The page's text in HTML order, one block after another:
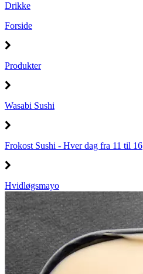
Drikke
Forside
Produkter
Wasabi Sushi
Frokost Sushi - Hver dag fra 11 til 16
Hvidløgsmayo